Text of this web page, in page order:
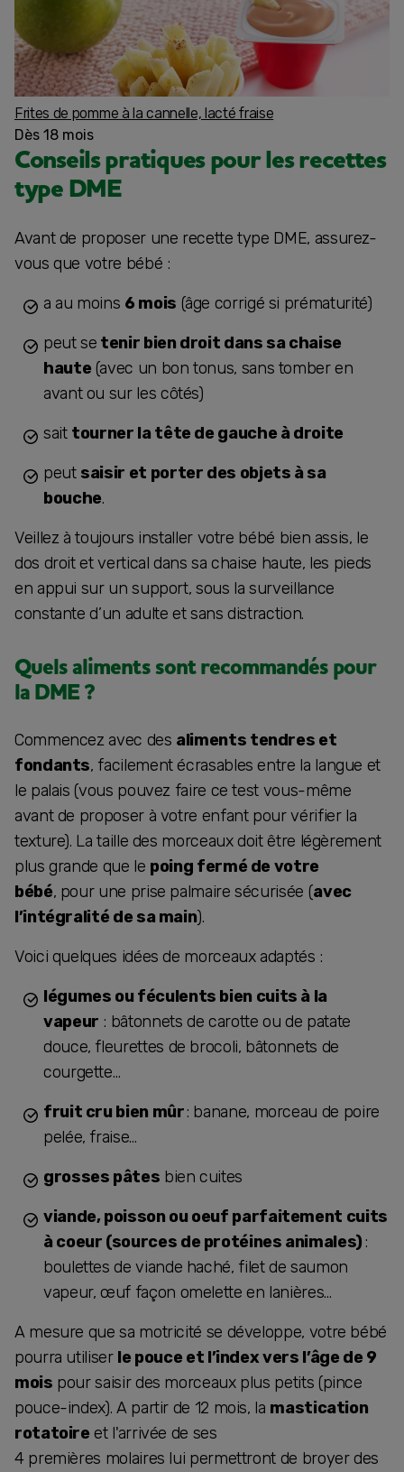
Frites de pomme à la cannelle, lacté fraise
Dès 18 mois
Conseils pratiques pour les recettes
type DME
Avant de proposer une recette type DME, assurez-
vous que votre bébé :
a au moins 6 mois (âge corrigé si prématurité)
peut se tenir bien droit dans sa chaise
haute (avec un bon tonus, sans tomber en
avant ou sur les côtés)
sait tourner la tête de gauche à droite
peut saisir et porter des objets à sa
bouche.
Veillez à toujours installer votre bébé bien assis, le
dos droit et vertical dans sa chaise haute, les pieds
en appui sur un support, sous la surveillance
constante d’un adulte et sans distraction.
Quels aliments sont recommandés pour
la DME ?
Commencez avec des aliments tendres et
fondants, facilement écrasables entre la langue et
le palais (vous pouvez faire ce test vous-même
avant de proposer à votre enfant pour vérifier la
texture). La taille des morceaux doit être légèrement
plus grande que le poing fermé de votre
bébé, pour une prise palmaire sécurisée (avec
l’intégralité de sa main).
Voici quelques idées de morceaux adaptés :
légumes ou féculents bien cuits à la
vapeur : bâtonnets de carotte ou de patate
douce, fleurettes de brocoli, bâtonnets de
courgette…
fruit cru bien mûr: banane, morceau de poire
pelée, fraise…
grosses pâtes bien cuites
viande, poisson ou oeuf parfaitement cuits
à coeur (sources de protéines animales) :
boulettes de viande haché, filet de saumon
vapeur, œuf façon omelette en lanières…
A mesure que sa motricité se développe, votre bébé
pourra utiliser le pouce et l’index vers l’âge de 9
mois pour saisir des morceaux plus petits (pince
pouce-index). A partir de 12 mois, la mastication
rotatoire et l'arrivée de ses
4 premières molaires lui permettront de broyer des